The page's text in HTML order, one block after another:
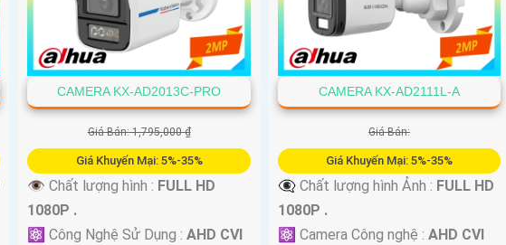
CAMERA KX-AD2013C-PRO
Giá Bán: 1,795,000 ₫
Giá Khuyến Mại: 5%-35%
👁 Chất lượng hình : FULL HD
1080P .
⚛️ Công Nghệ Sử Dụng :AHD CVI
CAMERA KX-AD2111L-A
Giá Bán:
Giá Khuyến Mại: 5%-35%
👁️‍🗨 Chất lượng hình Ảnh : FULL HD
1080P .
⚛️ Camera Công nghệ : AHD CVI